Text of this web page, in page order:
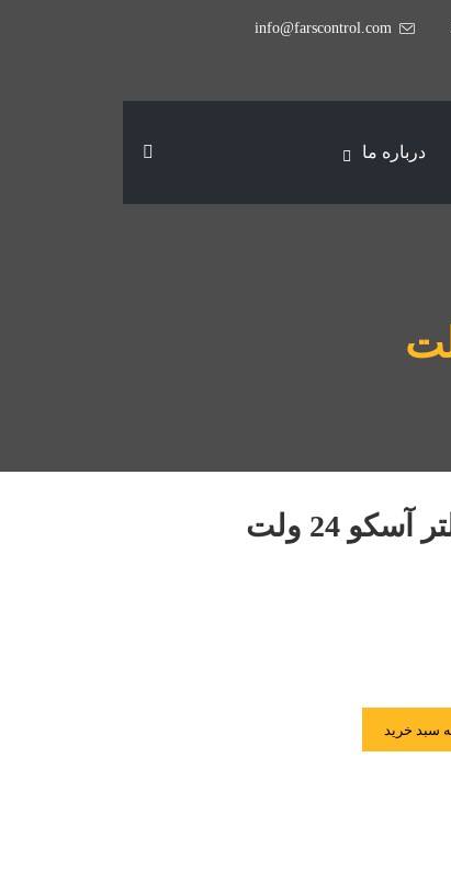
info@farscontrol.com
درباره ما
24 ولت
سبد خرید